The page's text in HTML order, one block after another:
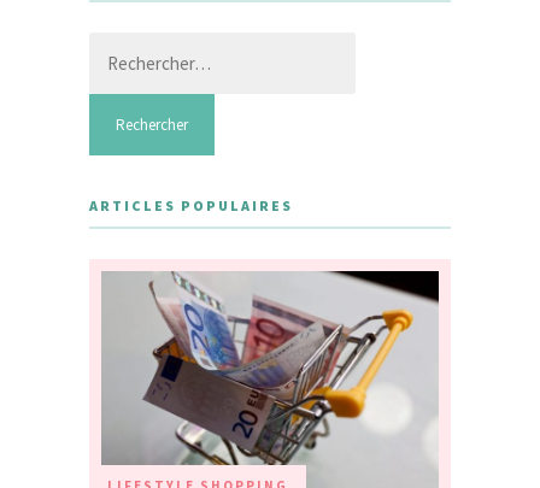
ARTICLES POPULAIRES